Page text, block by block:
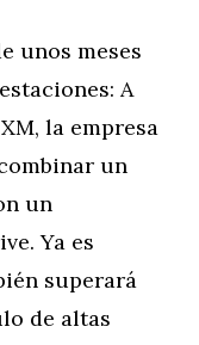
unos meses
A
la empresa
un
un
Ya es
superará
de altas